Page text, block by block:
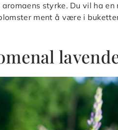
aromaens styrke. Du vil ha
ment å være i